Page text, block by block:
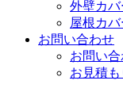
外壁カ
屋根カ
お問い合わせ
お問い
お見積も